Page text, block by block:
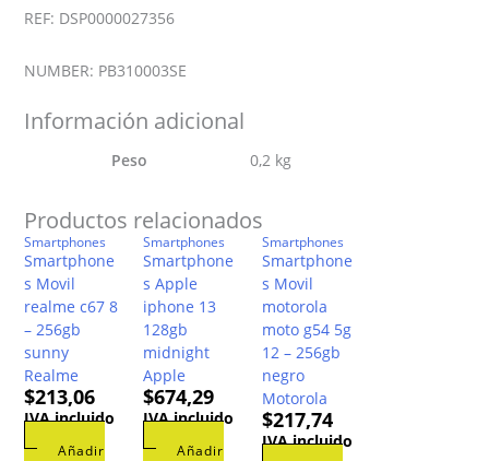
REF: DSP0000027356
NUMBER: PB310003SE
Información adicional
Peso 0,2 kg
Productos relacionados
Smartphones
Smartphone
s Movil
realme c67 8
– 256gb
sunny
Realme
$213,06
IVA incluido
Añadir
Smartphones
Smartphone
s Apple
iphone 13
128gb
midnight
Apple
$674,29
IVA incluido
Añadir
Smartphones
Smartphone
s Movil
motorola
moto g54 5g
12 – 256gb
negro
Motorola
$217,74
IVA incluido